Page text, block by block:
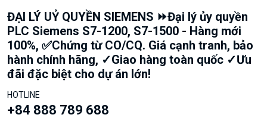
ĐẠI LÝ UỶ QUYỀN SIEMENS ⏩Đại lý ủy quyền
PLC Siemens S7-1200, S7-1500 - Hàng mới
100%, ✅Chứng từ CO/CQ. Giá cạnh tranh, bảo
hành chính hãng, ✓Giao hàng toàn quốc ✓Ưu
đãi đặc biệt cho dự án lớn!
HOTLINE
+84 888 789 688